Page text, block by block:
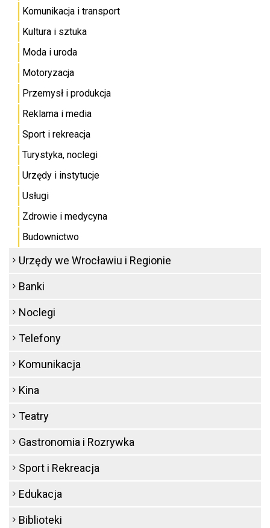
Komunikacja i transport
Kultura i sztuka
Moda i uroda
Motoryzacja
Przemysł i produkcja
Reklama i media
Sport i rekreacja
Turystyka, noclegi
Urzędy i instytucje
Usługi
Zdrowie i medycyna
Budownictwo
Urzędy we Wrocławiu i Regionie
Banki
Noclegi
Telefony
Komunikacja
Kina
Teatry
Gastronomia i Rozrywka
Sport i Rekreacja
Edukacja
Biblioteki